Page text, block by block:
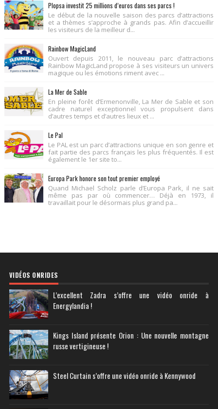
Plopsa investit 25 millions d’euros dans ses parcs !
Le début de la nouvelle saison des parcs d’attractions
et a thèmes s’approche à grands pas. Afin d’accueillir
les visiteurs de la meilleur d...
Rainbow MagicLand
Ouvert depuis 2011, le nouveau parc d’attractions
Rainbow MagicLand propose à ses visiteurs un univers
magique ou les émotions riment avec ...
La Mer de Sable
En pleine forêt d’Ermenonville, La Mer de Sable et son
cadre naturel exceptionnel vous propulsent dans
d’autres temps et d’autres lieux et ...
Le Pal
Le PAL est un parc d’attractions unique en son genre et
fait partie des parcs français les plus fréquentés. Il est
également le 1er site to...
Europa Park honore son tout premier employé
Quand Michael Scholz parle d’Europa Park, il ne sait
même pas par où commencer… Déjà en 1973, il
travaillait pour le désormais plus grand pa...
VIDÉOS ONRIDES
L’excellent Zadra s’offre une vidéo onride à
Energylandia !
Kings Island présente Orion : Une nouvelle montagne
russe vertigineuse !
Steel Curtain s’offre une vidéo onride à Kennywood